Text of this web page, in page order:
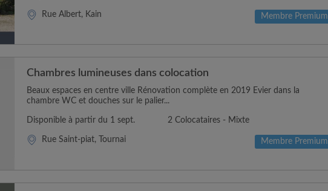
Rue Albert, Kain Membre Premium
Chambres lumineuses dans colocation
Beaux espaces en centre ville Rénovation complète en 2019 Evier dans la
chambre WC et douches sur le palier...
Disponible à partir du 1 sept. 2 Colocataires - Mixte
Rue Saint-piat, Tournai Membre Premium